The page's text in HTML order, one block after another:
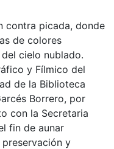
contra picada, donde
de colores
cielo nublado.
y Fílmico del
de la Biblioteca
Borrero, por
con la Secretaria
fin de aunar
y